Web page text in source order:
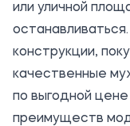
или уличной
конструкции,
качественные
по выгодной
преимуществ